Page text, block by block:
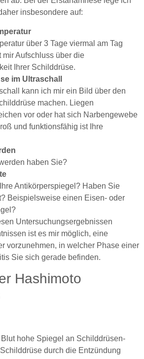
insbesondere auf:
über 3 Tage viermal am Tag
mir Aufschluss über die
Ihrer Schilddrüse.
im Ultraschall
kann ich mir ein Bild über den
machen. Liegen
vor oder hat sich Narbengewebe
und funktionsfähig ist Ihre
haben Sie?
Antikörperspiegel? Haben Sie
Beispielsweise einen Eisen- oder
Untersuchungsergebnissen
ist es mir möglich, eine
vorzunehmen, in welcher Phase einer
Sie sich gerade befinden.
Hashimoto
hohe Spiegel an Schilddrüsen-
durch die Entzündung